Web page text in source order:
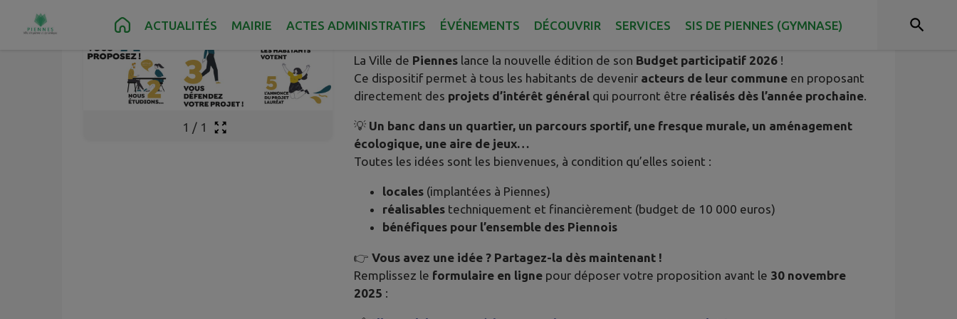
Contenu Menu Recherche Pied de page
ACTUALITÉS MAIRIE ACTES ADMINISTRATIFS ÉVÉNEMENTS DÉCOUVRIR SERVICES SIS DE PIENNES (GYMNASE)
1 / 1
Publié le mardi 04 novembre 2025 - Piennes
La Ville de Piennes lance la nouvelle édition de son Budget participatif 2026 !
Ce dispositif permet à tous les habitants de devenir acteurs de leur commune en proposant
directement des projets d’intérêt général qui pourront être réalisés dès l’année prochaine.
💡 Un banc dans un quartier, un parcours sportif, une fresque murale, un aménagement
écologique, une aire de jeux…
Toutes les idées sont les bienvenues, à condition qu’elles soient :
locales (implantées à Piennes)
réalisables techniquement et financièrement (budget de 10 000 euros)
bénéfiques pour l’ensemble des Piennois
👉 Vous avez une idée ? Partagez-la dès maintenant !
Remplissez le formulaire en ligne pour déposer votre proposition avant le 30 novembre
2025 :